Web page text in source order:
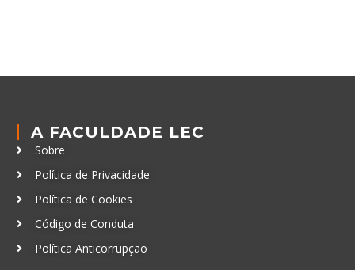
A FACULDADE LEC
Sobre
Política de Privacidade
Política de Cookies
Código de Conduta
Política Anticorrupção